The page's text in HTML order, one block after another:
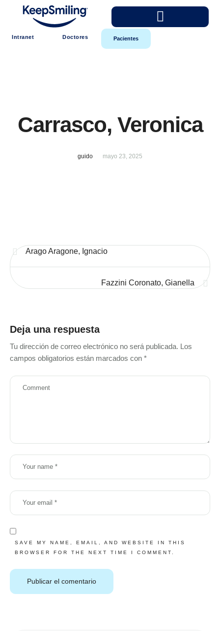
Intranet Doctores Pacientes
Carrasco, Veronica
guido mayo 23, 2025
Arago Aragone, Ignacio
Fazzini Coronato, Gianella
Deja una respuesta
Tu dirección de correo electrónico no será publicada. Los
campos obligatorios están marcados con *
SAVE MY NAME, EMAIL, AND WEBSITE IN THIS
BROWSER FOR THE NEXT TIME I COMMENT.